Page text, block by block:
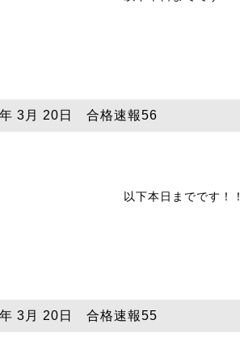
3月 20日 合格速報56
以下本日までです！！
3月 20日 合格速報55